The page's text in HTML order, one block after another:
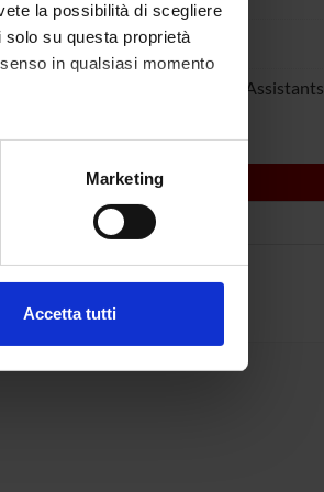
la possibilità di scegliere
su questa proprietà
in qualsiasi momento
metro,Marketing
Accetta tutti
Research Assistants